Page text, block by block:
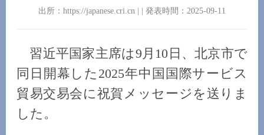
出所：https://japanese.cri.cn | | 発表時間：2025-09-11
習近平国家主席は9月10日、北京市で
同日開幕した2025年中国国際サービス
貿易交易会に祝賀メッセージを送りま
した。